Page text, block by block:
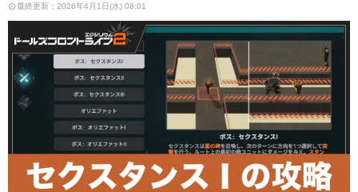
最終更新：2026年4月1日(水) 08:01